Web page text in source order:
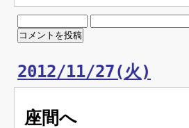
2012/11/27(火)
座間へ